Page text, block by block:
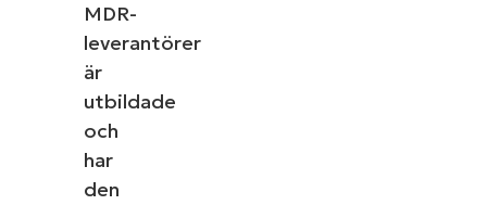
MDR-
leverantörer
är
utbildade
och
har
den